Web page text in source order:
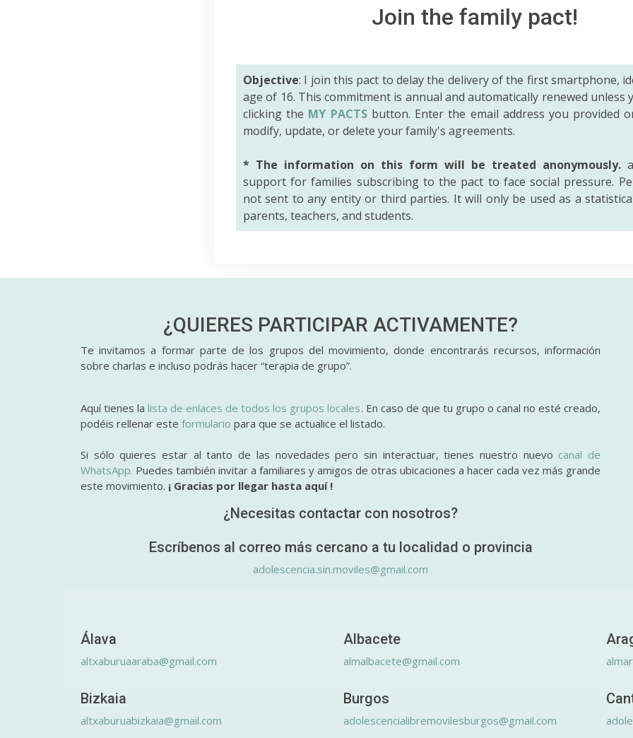
Join the family pact!
Objective: I join this pact to delay the delivery of the first smartphone,
age of 16. This commitment is annual and automatically renewed unless
clicking the MY PACTSbutton. Enter the email address you provided
modify, update, or delete your family's agreements.
* The information on this form will be treated anonymously.
support for families subscribing to the pact to face social pressure.
not sent to any entity or third parties. It will only be used as a
parents, teachers, and students.
¿QUIERES PARTICIPAR ACTIVAMENTE?
Te invitamos a formar parte de los grupos del movimiento, donde encontrarás recursos, información
sobre charlas e incluso podrás hacer “terapia de grupo”.
Aquí tienes lalista de enlaces de todos los grupos locales. En caso de que tu grupo o canal no esté creado,
podéis rellenar este formulario para que se actualice el listado.
Si sólo quieres estar al tanto de las novedades pero sin interactuar, tienes nuestro nuevo canal de
WhatsApp. Puedes también invitar a familiares y amigos de otras ubicaciones a hacer cada vez más grande
este movimiento. ¡ Gracias por llegar hasta aquí !
¿Necesitas contactar con nosotros?
Escríbenos al correo más cercano a tu localidad o provincia
adolescencia.sin.moviles@gmail.com
Álava
altxaburuaaraba@gmail.com
Albacete
almalbacete@gmail.com
Bizkaia
altxaburuabizkaia@gmail.com
Burgos
adolescencialibremovilesburgos@gmail.com